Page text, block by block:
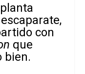
con
que
bien.